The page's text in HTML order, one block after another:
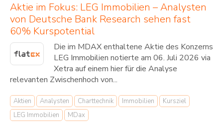
Aktie im Fokus: LEG Immobilien – Analysten
von Deutsche Bank Research sehen fast
60% Kurspotential
Die im MDAX enthaltene Aktie des Konzerns
LEG Immobilien notierte am 06. Juli 2026 via
Xetra auf einem hier für die Analyse
relevanten Zwischenhoch von...
Aktien Analysten Charttechnik Immobilien
Kursziel
LEG Immobilien
MDax